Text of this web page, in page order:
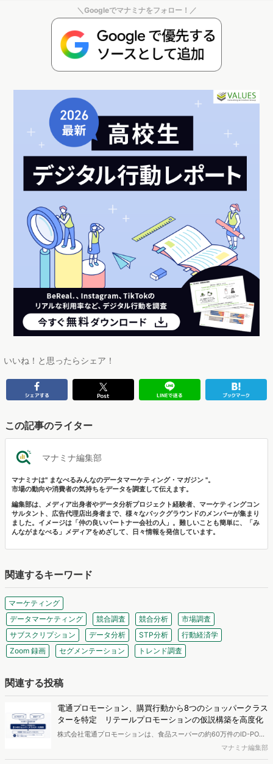
＼Googleでマナミナをフォロー！／
いいね！と思ったらシェア！
この記事のライター
マナミナ編集部
マナミナは" まなべるみんなのデータマーケティング・マガジン "。
市場の動向や消費者の気持ちをデータを調査して伝えます。
編集部は、メディア出身者やデータ分析プロジェクト経験者、マーケティングコン
サルタント、広告代理店出身者まで、様々なバックグラウンドのメンバーが集まり
ました。イメージは「仲の良いパートナー会社の人」。難しいことも簡単に、「み
んながまなべる」メディアをめざして、日々情報を発信しています。
関連するキーワード
マーケティング
データマーケティング
競合調査 競合分析
市場調査
サブスクリプション
データ分析 STP分析
行動経済学
Zoom 録画
セグメンテーション トレンド調査
関連する投稿
電通プロモーション、購買行動から8つのショッパークラス
ターを特定 リテールプロモーションの仮説構築を高度化
株式会社電通プロモーションは、食品スーパーの約60万件のID-POS
データと生活者の定性データをAIで分析し、購買行動の特徴に基づい
た8つのショッパークラスターを特定しました。これにより購買時点
マナミナ編集部